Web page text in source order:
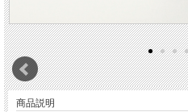
商品説明